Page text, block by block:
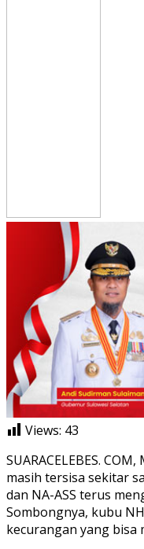
Views: 43
SUARACELEBES.
masih tersisa sekitar
dan NA-ASS terus
Sombongnya, kubu
kecurangan yang bisa